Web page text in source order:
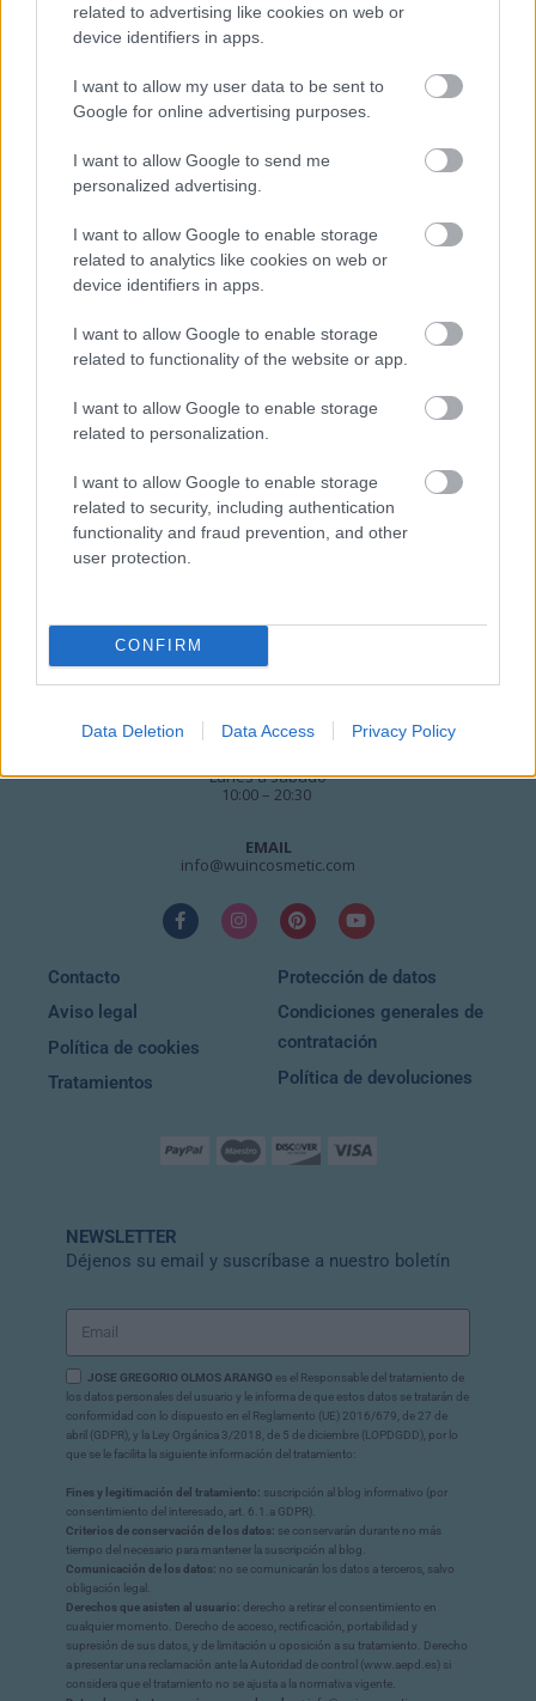
related to advertising like cookies on web or
device identifiers in apps.
I want to allow my user data to be sent to
Google for online advertising purposes.
I want to allow Google to send me
personalized advertising.
I want to allow Google to enable storage
related to analytics like cookies on web or
device identifiers in apps.
I want to allow Google to enable storage
related to functionality of the website or app.
I want to allow Google to enable storage
related to personalization.
I want to allow Google to enable storage
related to security, including authentication
functionality and fraud prevention, and other
user protection.
CONFIRM
Data Deletion Data Access Privacy Policy
HIGIENE Y DESINFECCIÓN
MAQUILLAJE
UÑAS
TELÉFONOS
+34 924 207 911
Lunes a sábado
10:00 – 20:30
EMAIL
info@wuincosmetic.com
Contacto
Aviso legal
Política de cookies
Tratamientos
Protección de datos
Condiciones generales de
contratación
Política de devoluciones
NEWSLETTER
Déjenos su email y suscríbase a nuestro boletín
JOSE GREGORIO OLMOS ARANGO es el Responsable del tratamiento de
los datos personales del usuario y le informa de que estos datos se tratarán de
conformidad con lo dispuesto en el Reglamento (UE) 2016/679, de 27 de
abril (GDPR), y la Ley Orgánica 3/2018, de 5 de diciembre (LOPDGDD), por lo
que se le facilita la siguiente información del tratamiento:
Fines y legitimación del tratamiento: suscripción al blog informativo (por
consentimiento del interesado, art. 6.1.a GDPR).
Criterios de conservación de los datos: se conservarán durante no más
tiempo del necesario para mantener la suscripción al blog.
Comunicación de los datos: no se comunicarán los datos a terceros, salvo
obligación legal.
Derechos que asisten al usuario: derecho a retirar el consentimiento en
cualquier momento. Derecho de acceso, rectificación, portabilidad y
supresión de sus datos, y de limitación u oposición a su tratamiento. Derecho
a presentar una reclamación ante la Autoridad de control (www.aepd.es) si
considera que el tratamiento no se ajusta a la normativa vigente.